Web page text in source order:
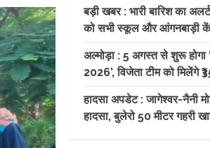
बड़ी खबर : भारी बारिश का
को सभी स्कूल और आंगनबाड़ी
अल्मोड़ा : 5 अगस्त से शुरू होगा
2026’, विजेता टीम को मिलेंगे
हादसा अपडेट : जागेश्वर-नैनी
हादसा, बुलेरो 50 मीटर गहरी